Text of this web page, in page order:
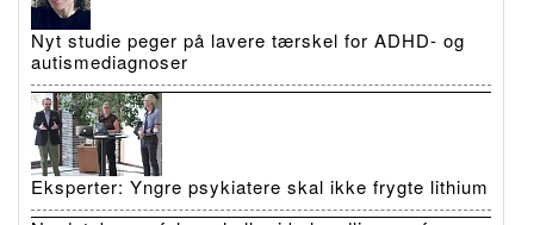
Nyt studie peger på lavere tærskel for ADHD- og
autismediagnoser
Eksperter: Yngre psykiatere skal ikke frygte lithium